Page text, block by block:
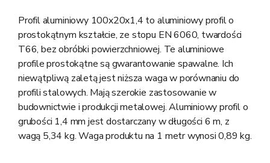
Profil aluminiowy 100x20x1,4 to aluminiowy profil o
prostokątnym kształcie, ze stopu EN 6060, twardości
T66, bez obróbki powierzchniowej. Te aluminiowe
profile prostokątne są gwarantowanie spawalne. Ich
niewątpliwą zaletą jest niższa waga w porównaniu do
profili stalowych. Mają szerokie zastosowanie w
budownictwie i produkcji metalowej. Aluminiowy profil o
grubości 1,4 mm jest dostarczany w długości 6 m, z
wagą 5,34 kg. Waga produktu na 1 metr wynosi 0,89 kg.